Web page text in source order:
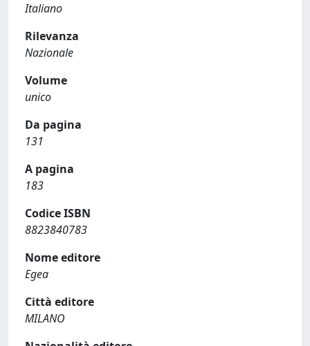
Italiano
Rilevanza
Nazionale
Volume
unico
Da pagina
131
A pagina
183
Codice ISBN
8823840783
Nome editore
Egea
Città editore
MILANO